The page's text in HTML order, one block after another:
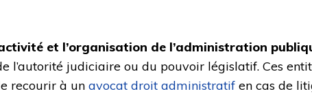
et l’organisation de l’administration
l’autorité judiciaire ou du pouvoir législatif. Ces
recourir à un avocat droit administratif en cas de